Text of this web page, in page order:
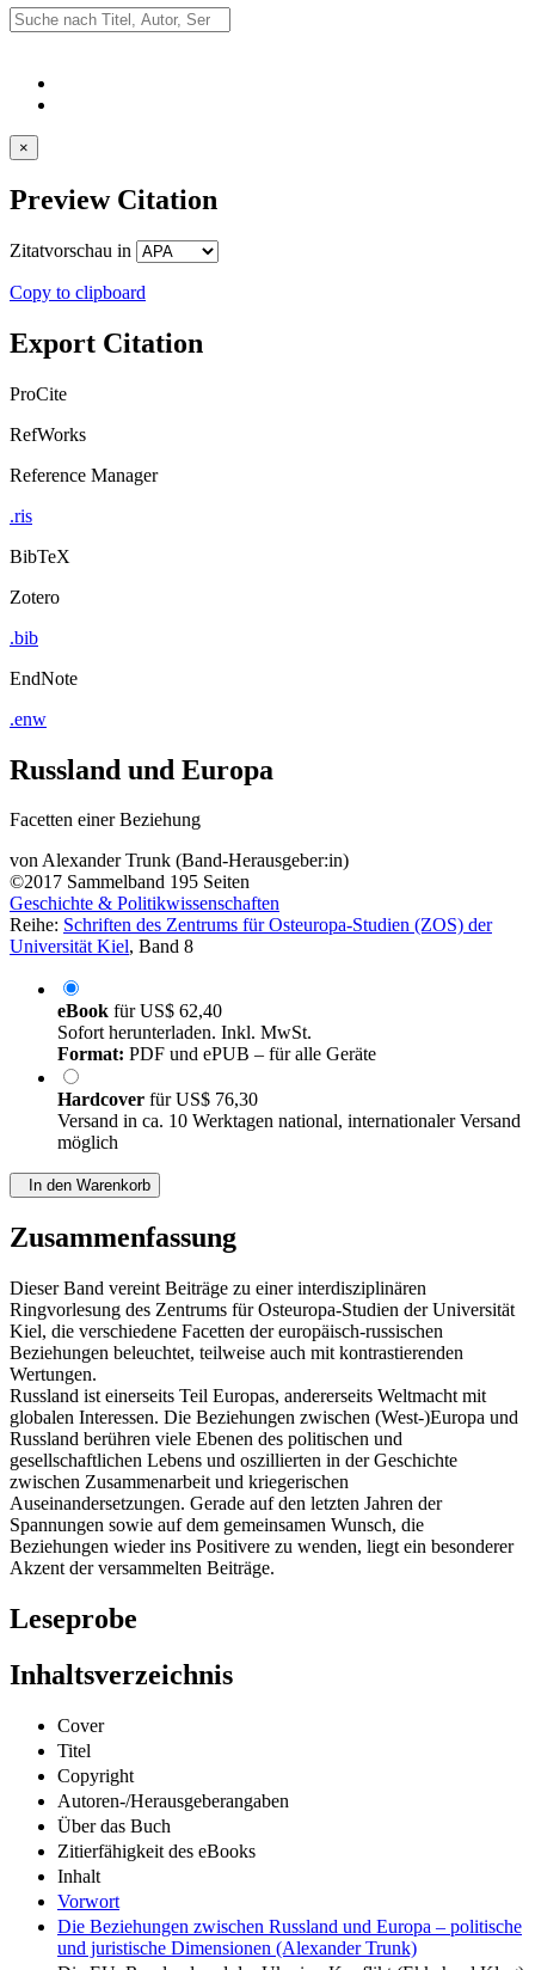
×
Preview Citation
Zitatvorschau in
Copy to clipboard
Export Citation
ProCite
RefWorks
Reference Manager
.ris
BibTeX
Zotero
.bib
EndNote
.enw
Russland und Europa
Facetten einer Beziehung
vonAlexander Trunk (Band-Herausgeber:in)
©2017 Sammelband 195 Seiten
Geschichte & Politikwissenschaften
Reihe: Schriften des Zentrums für Osteuropa-Studien (ZOS) der
Universität Kiel, Band 8
eBook fürUS$ 62,40
Sofort herunterladen. Inkl. MwSt.
Format: PDF und ePUB – für alle Geräte
Hardcover fürUS$ 76,30
Versand in ca. 10 Werktagen national, internationaler Versand
möglich
In den Warenkorb
Zusammenfassung
Dieser Band vereint Beiträge zu einer interdisziplinären
Ringvorlesung des Zentrums für Osteuropa-Studien der Universität
Kiel, die verschiedene Facetten der europäisch-russischen
Beziehungen beleuchtet, teilweise auch mit kontrastierenden
Wertungen.
Russland ist einerseits Teil Europas, andererseits Weltmacht mit
globalen Interessen. Die Beziehungen zwischen (West-)Europa und
Russland berühren viele Ebenen des politischen und
gesellschaftlichen Lebens und oszillierten in der Geschichte
zwischen Zusammenarbeit und kriegerischen
Auseinandersetzungen. Gerade auf den letzten Jahren der
Spannungen sowie auf dem gemeinsamen Wunsch, die
Beziehungen wieder ins Positivere zu wenden, liegt ein besonderer
Akzent der versammelten Beiträge.
Leseprobe
Inhaltsverzeichnis
Cover
Titel
Copyright
Autoren-/Herausgeberangaben
Über das Buch
Zitierfähigkeit des eBooks
Inhalt
Vorwort
Die Beziehungen zwischen Russland und Europa – politische
und juristische Dimensionen (Alexander Trunk)